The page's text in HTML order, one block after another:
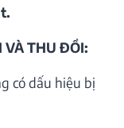
VÀ THU ĐỒI:
có dấu hiệu bị